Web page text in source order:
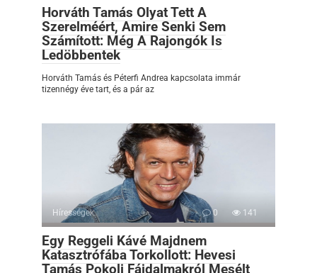
Horváth Tamás Olyat Tett A
Szerelméért, Amire Senki Sem
Számított: Még A Rajongók Is
Ledöbbentek
Horváth Tamás és Péterfi Andrea kapcsolata immár
tizennégy éve tart, és a pár az
Hírességek 0 141
Egy Reggeli Kávé Majdnem
Katasztrófába Torkollott: Hevesi
Tamás Pokoli Fájdalmakról Mesélt